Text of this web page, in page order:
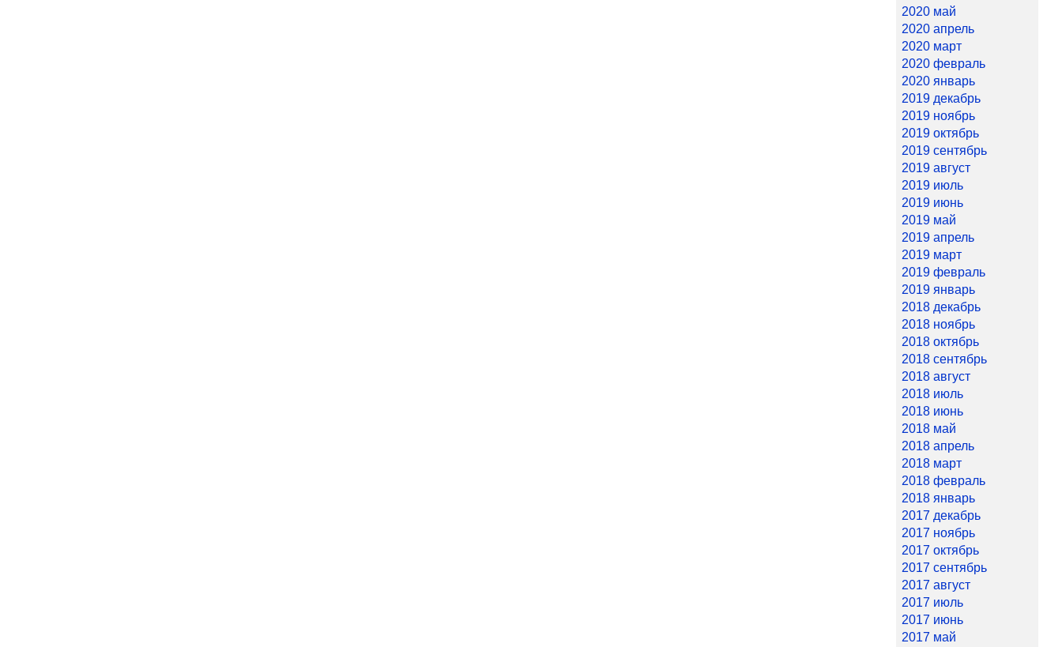
2020 май
2020 апрель
2020 март
2020 февраль
2020 январь
2019 декабрь
2019 ноябрь
2019 октябрь
2019 сентябрь
2019 август
2019 июль
2019 июнь
2019 май
2019 апрель
2019 март
2019 февраль
2019 январь
2018 декабрь
2018 ноябрь
2018 октябрь
2018 сентябрь
2018 август
2018 июль
2018 июнь
2018 май
2018 апрель
2018 март
2018 февраль
2018 январь
2017 декабрь
2017 ноябрь
2017 октябрь
2017 сентябрь
2017 август
2017 июль
2017 июнь
2017 май